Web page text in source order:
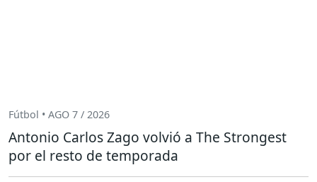
Fútbol • AGO 7 / 2026
Antonio Carlos Zago volvió a The Strongest
por el resto de temporada